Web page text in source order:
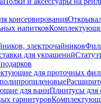
консервирования
напитков
электрочайников
для украшений
для проточных
для ваннПлинтусы для
гарнитуров